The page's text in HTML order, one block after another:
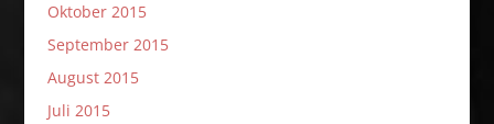
Oktober 2015
September 2015
August 2015
Juli 2015